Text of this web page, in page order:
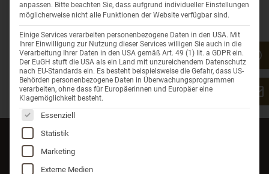
Der gemeinsame Auftritt zeigte eindrucksvoll, wie smarte
Technologie und landwirtschaftliche Praxis Hand in Hand
gehen – und wie kleine Betriebe mit der richtigen Lösung
zukunftsfähig bleiben.
anpassen. Bitte beachten Sie, dass aufgrund individueller Einstellungen
möglicherweise nicht alle Funktionen der Website verfügbar sind.
Einige Services verarbeiten personenbezogene Daten in den USA. Mit
Ihrer Einwilligung zur Nutzung dieser Services willigen Sie auch in die
Verarbeitung Ihrer Daten in den USA gemäß Art. 49 (1) lit. a GDPR ein.
Der EuGH stuft die USA als ein Land mit unzureichendem Datenschutz
nach EU-Standards ein. Es besteht beispielsweise die Gefahr, dass US-
Behörden personenbezogene Daten in Überwachungsprogrammen
verarbeiten, ohne dass für Europäerinnen und Europäer eine
Klagemöglichkeit besteht.
Es folgt eine Liste der Service-Gruppen, für die eine
Essenziell
Statistik
Marketing
Externe Medien